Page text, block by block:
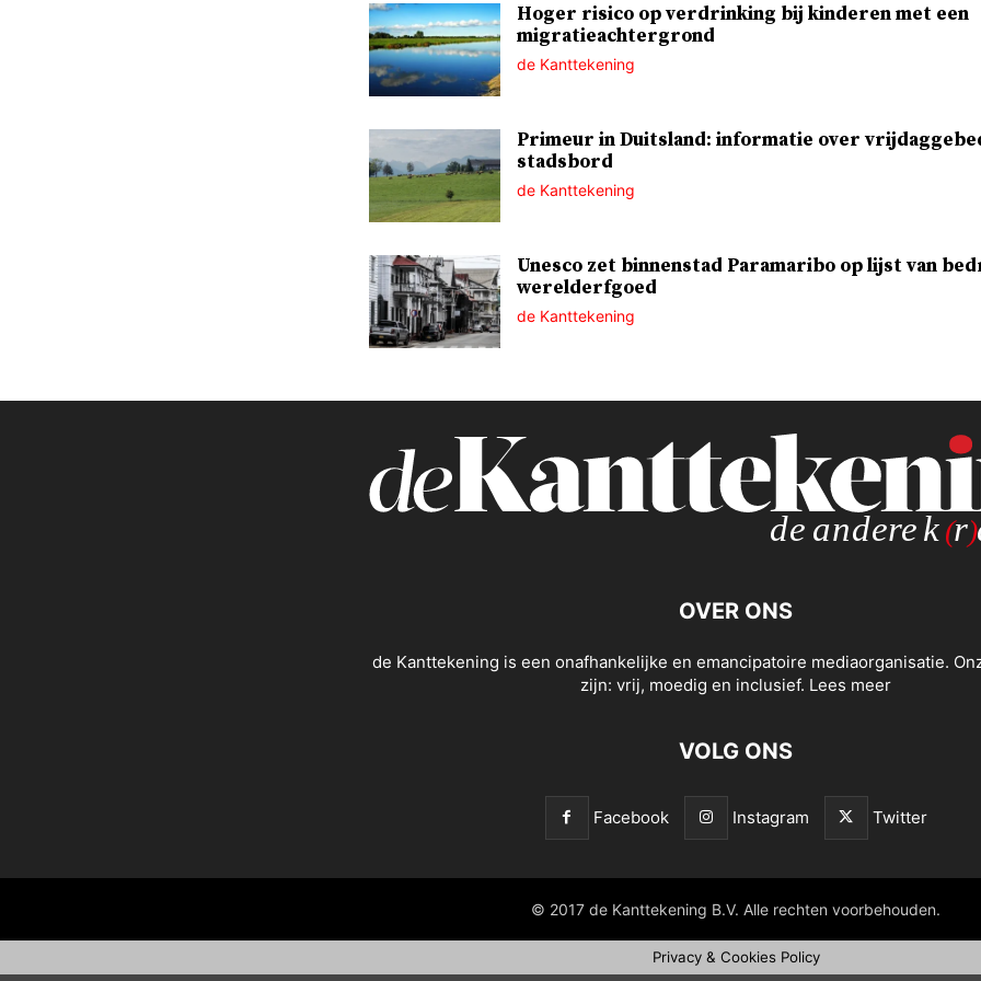
Hoger risico op verdrinking bij kinderen met een
migratieachtergrond
de Kanttekening
Primeur in Duitsland: informatie over
stadsbord
de Kanttekening
Unesco zet binnenstad Paramaribo op lijst van
werelderfgoed
de Kanttekening
OVER ONS
de Kanttekening is een onafhankelijke en emancipatoire mediaorganisatie.
zijn: vrij, moedig en inclusief. Lees meer
VOLG ONS
Facebook Instagram Twitter
© 2017 de Kanttekening B.V. Alle rechten voorbehouden.
Privacy & Cookies Policy